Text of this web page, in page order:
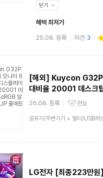
닫기
혜택 최저가
25.08. 등록 의견 3
[해외] Kuycon G32P
대비율 20001 데스크
26.08. 등록
관심상품
관심
상
공유기/주변기기 > 멀티/USB허
LG전자 [최종223만